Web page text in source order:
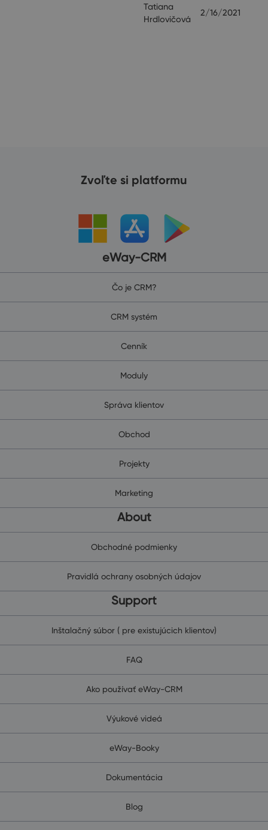
Tatiana
Hrdlovičová
2/16/2021
Zvoľte si platformu
eWay-CRM
Čo je CRM?
CRM systém
Cenník
Moduly
Správa klientov
Obchod
Projekty
Marketing
About
Obchodné podmienky
Pravidlá ochrany osobných údajov
Support
Inštalačný súbor ( pre existujúcich klientov)
FAQ
Ako používať eWay-CRM
Výukové videá
eWay-Booky
Dokumentácia
Blog